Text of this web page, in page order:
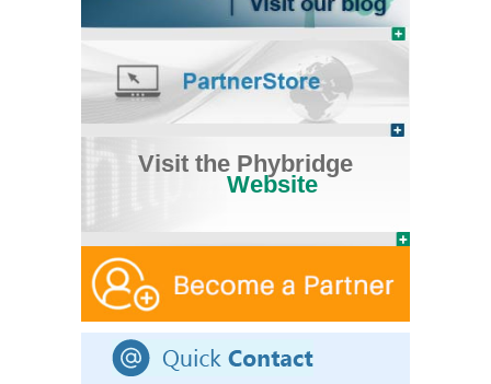
Visit the Phybridge
Website